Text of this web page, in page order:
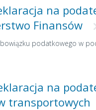
na
Finansów
podatkowego w
na
transportowych